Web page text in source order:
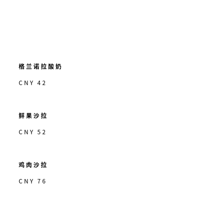
格兰诺拉酸奶
CNY 42
鲜果沙拉
CNY 52
鸡肉沙拉
CNY 76